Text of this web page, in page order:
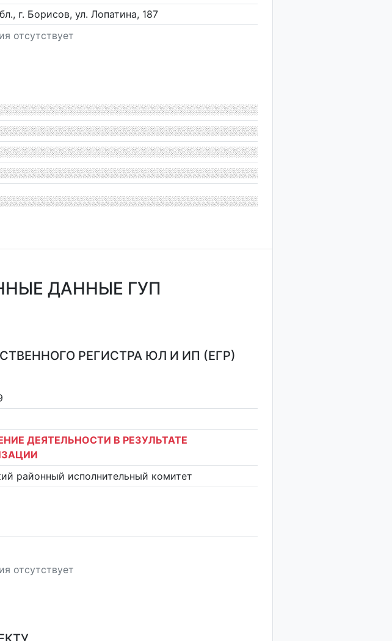
г. Борисов, ул. Лопатина, 187
отсутствует
ДАННЫЕ ГУП
РЕГИСТРА ЮЛ И ИП (ЕГР)
ДЕЯТЕЛЬНОСТИ В РЕЗУЛЬТАТЕ
районный исполнительный комитет
отсутствует